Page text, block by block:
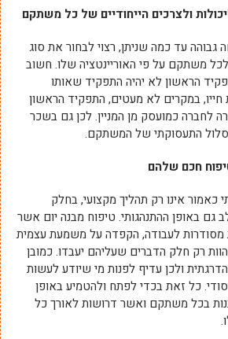
ולצרכים הייחודיים של כל משתקם
גבוהה עד כמה שניתן, רצוי לבחור את סוג
משתקם על פי האוריינטציה שלו. חשוב
הראשון לא יהיה התפקיד שאותו
במקרים לא מעטים, התפקיד הראשון
לחברה כמועסק מן המניין. לכן גם בשכר
התעסוקתי של המשתקם.
חכם שלהם
כאמור אינו רק תהליך מקצועי, בחלק
גם באופן ההתנהגותי. טיפוח מבנה יום אשר
מסודרות לעבודה, הקפדה על משמעת עצמית
רק חלק הדברים שעליהם יעבדו. כמובן
ולכן עדיף לפנות מי שיודע לעשות
כל זאת בכדי לפתח ולהטמיע באופן
בכל משתקם ואשר דרושות לאורך כל